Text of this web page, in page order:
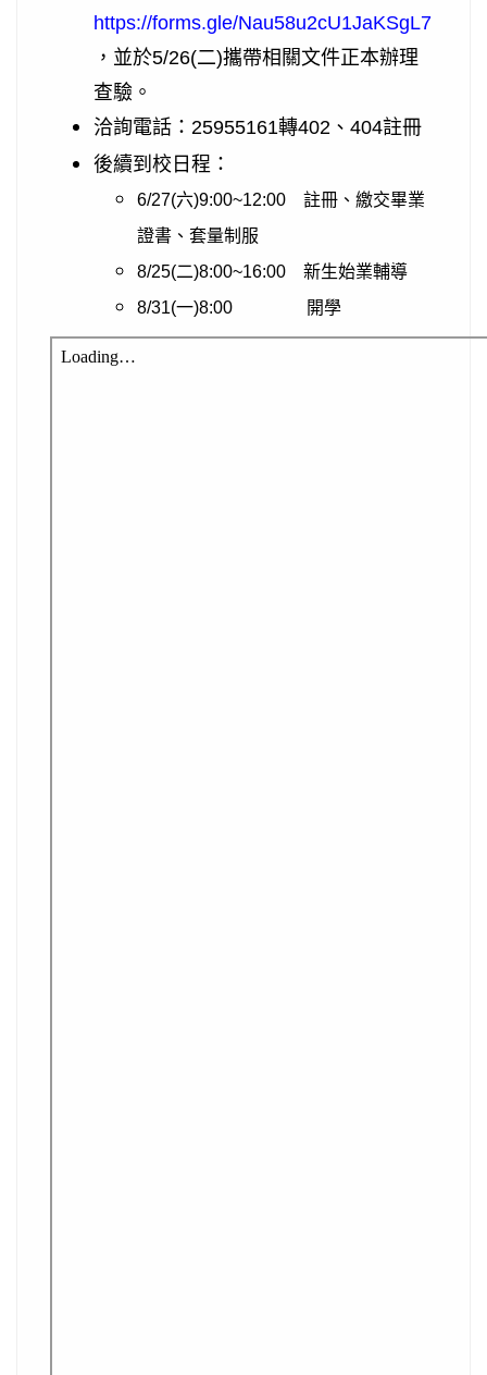
https://forms.gle/Nau58u2cU1JaKSgL7
，並於5/26(二)攜帶相關文件正本辦理
查驗。
洽詢電話：25955161轉402、404註冊
後續到校日程：
6/27(六)9:00~12:00 註冊、繳交畢業
證書、套量制服
8/25(二)8:00~16:00 新生始業輔導
8/31(一)8:00 開學